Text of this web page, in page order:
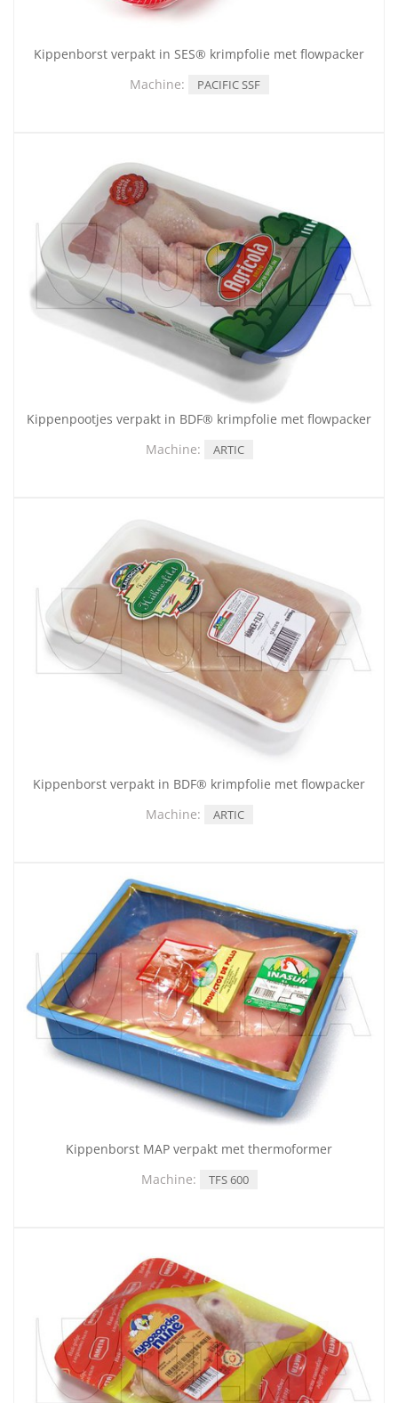
Kippenborst verpakt in SES® krimpfolie met flowpacker
Machine:
PACIFIC SSF
Kippenpootjes verpakt in BDF® krimpfolie met flowpacker
Machine:
ARTIC
Kippenborst verpakt in BDF® krimpfolie met flowpacker
Machine:
ARTIC
Kippenborst MAP verpakt met thermoformer
Machine:
TFS 600